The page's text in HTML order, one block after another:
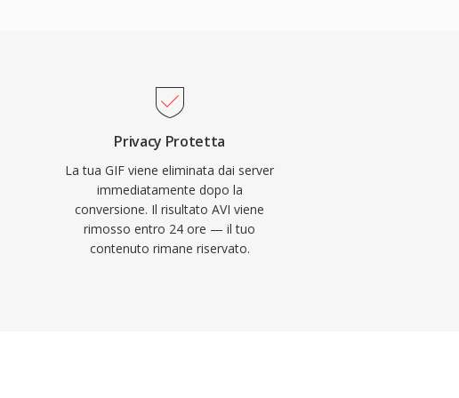
Privacy Protetta
La tua GIF viene eliminata dai server
immediatamente dopo la
conversione. Il risultato AVI viene
rimosso entro 24 ore — il tuo
contenuto rimane riservato.